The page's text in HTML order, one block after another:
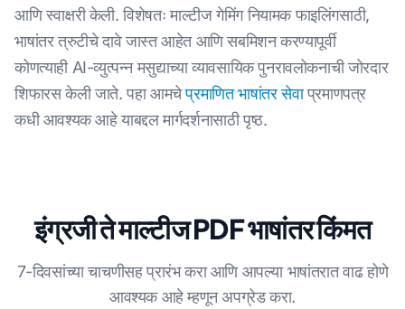
आणि स्वाक्षरी केली. विशेषतः माल्टीज गेमिंग नियामक फाइलिंगसाठी,
भाषांतर त्रुटीचे दावे जास्त आहेत आणि सबमिशन करण्यापूर्वी
कोणत्याही AI-व्युत्पन्न मसुद्याच्या व्यावसायिक पुनरावलोकनाची जोरदार
शिफारस केली जाते. पहा आमचेप्रमाणित भाषांतर सेवाप्रमाणपत्र
कधी आवश्यक आहे याबद्दल मार्गदर्शनासाठी पृष्ठ.
इंग्रजी ते माल्टीज PDF भाषांतर किंमत
7-दिवसांच्या चाचणीसह प्रारंभ करा आणि आपल्या भाषांतरात वाढ होणे
आवश्यक आहे म्हणून अपग्रेड करा.